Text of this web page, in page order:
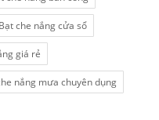
Bạt che nắng cửa sổ
giá rẻ
nắng mưa chuyên dụng